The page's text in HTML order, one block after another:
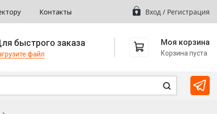
Контакты Вход / Регистрация
быстрого заказа
файл
Моя корзина
Корзина пуста